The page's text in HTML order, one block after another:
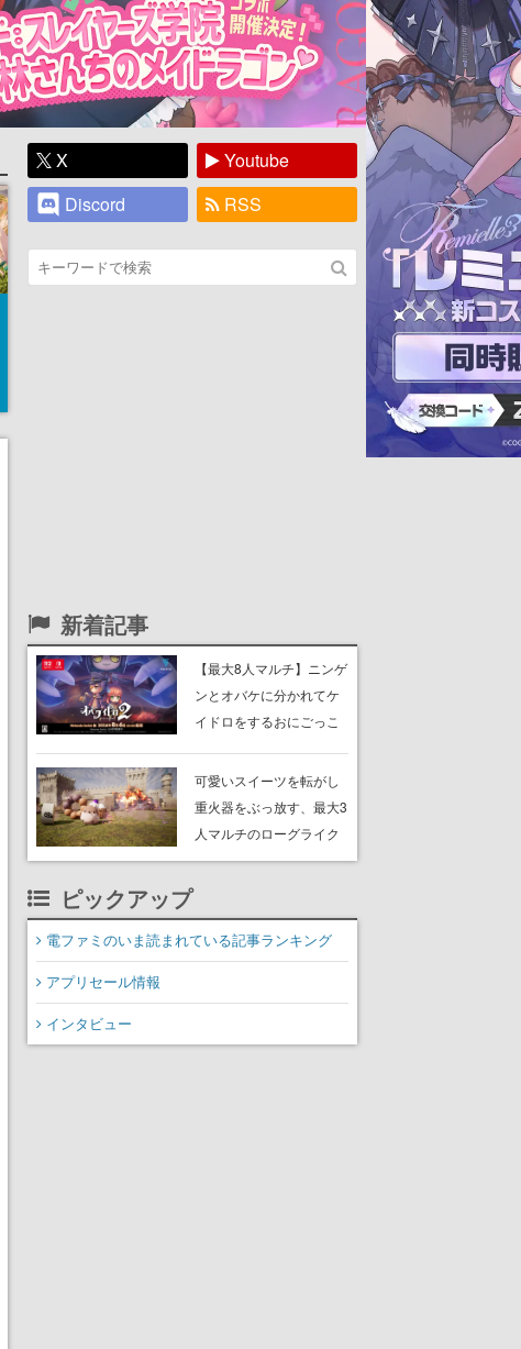
X
Youtube
Discord
RSS
新着記事
【最大8人マルチ】ニンゲ
ンとオバケに分かれてケ
イドロをするおにごっこ
２』のNintendo Switch版
が本日発売。追加DLCで
新オバケ「ガシャ」が登
可愛いスイーツを転がし
重火器をぶっ放す、最大3
人マルチのローグライク
アクションゲーム『チョ
シュが巻き起こる戦場で
敵を倒し、コインを集め
ピックアップ
電ファミのいま読まれている記事ランキング
アプリセール情報
インタビュー